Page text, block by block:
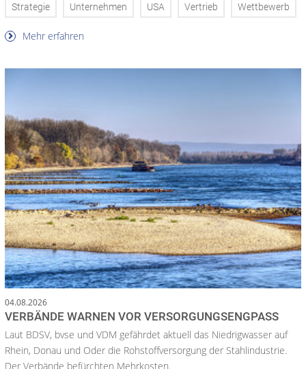
Strategie Unternehmen USA Vertrieb Wettbewerb
Mehr erfahren
04.08.2026
VERBÄNDE WARNEN VOR VERSORGUNGSENGPASS
Laut BDSV, bvse und VDM gefährdet aktuell das Niedrigwasser auf
Rhein, Donau und Oder die Rohstoffversorgung der Stahlindustrie.
Der Verbände befürchten Mehrkosten.